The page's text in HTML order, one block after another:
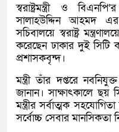
স্বরাষ্ট্রমন্ত্রী ও
সালাহউদ্দিন আহমদ
সচিবালয়ে স্বরাষ্ট্র
করেছেন ঢাকার দুই সিটি
প্রশাসকবৃন্দ।
মন্ত্রী তাঁর দপ্তরে
জানান। সাক্ষাৎকালে ছয়
মন্ত্রীর সর্বাত্মক
সর্বোচ্চ সেবার মানসিকতা